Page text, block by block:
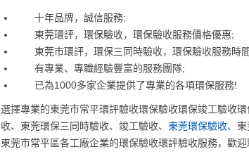
十年品牌，誠信服務;
東莞環評，環保驗收，環保驗收服務價格優惠;
東莞市環評，環保三同時驗收，環保驗收服務時
有專業、專職經驗豐富的服務團隊;
已為1000多家企業提供了專業的各項環保服務!
選擇專業的東莞市常平環評驗收環保驗收環保竣工驗收環
收、東莞環保三同時驗收、竣工驗收、 東莞環保驗收、東
東莞市常平區各工廠企業的環保驗收環評驗收服務，歡迎